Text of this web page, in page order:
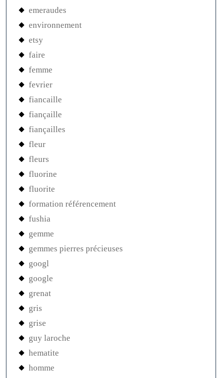
emeraudes
environnement
etsy
faire
femme
fevrier
fiancaille
fiançaille
fiançailles
fleur
fleurs
fluorine
fluorite
formation référencement
fushia
gemme
gemmes pierres précieuses
googl
google
grenat
gris
grise
guy laroche
hematite
homme